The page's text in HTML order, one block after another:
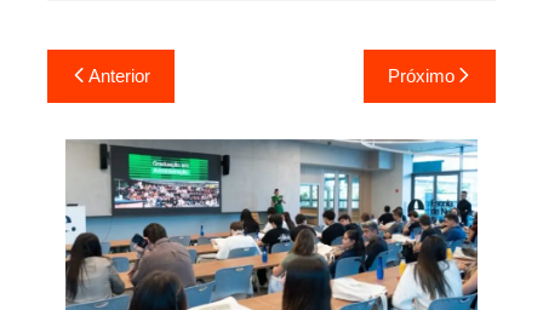
Navegação
de
Post
Anterior Próximo